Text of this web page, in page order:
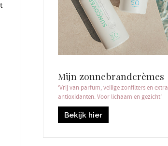
Mijn zonnebrandcrèmes
‘Vrij van parfum, veilige zonfilters en extra
antioxidanten. Voor lichaam en gezicht’
Bekijk hier